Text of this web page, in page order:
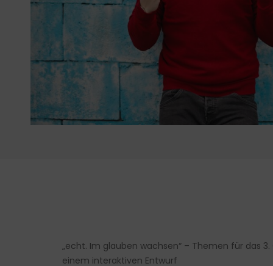
„echt. Im glauben wachsen“ – Themen für das
einem interaktiven Entwurf